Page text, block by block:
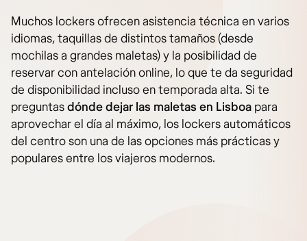
Muchos lockers ofrecen asistencia técnica en varios
idiomas, taquillas de distintos tamaños (desde
mochilas a grandes maletas) y la posibilidad de
reservar con antelación online, lo que te da seguridad
de disponibilidad incluso en temporada alta. Si te
preguntasdónde dejar las maletas en Lisboa para
aprovechar el día al máximo, los lockers automáticos
del centro son una de las opciones más prácticas y
populares entre los viajeros modernos.